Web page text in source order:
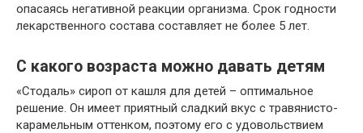
опасаясь негативной реакции организма. Срок годности
лекарственного состава составляет не более 5 лет.
С какого возраста можно давать детям
«Стодаль» сироп от кашля для детей – оптимальное
решение. Он имеет приятный сладкий вкус с травянисто-
карамельным оттенком, поэтому его с удовольствием